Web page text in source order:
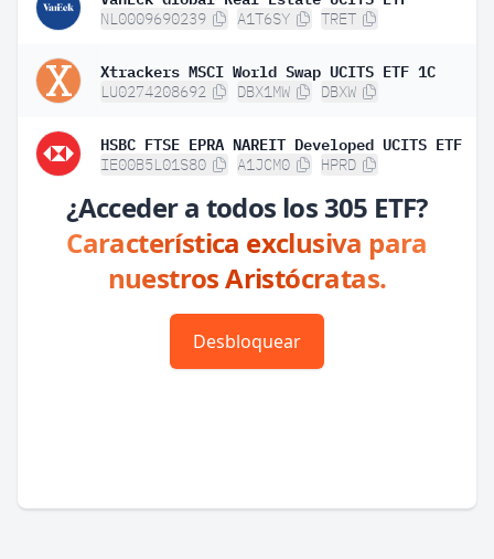
NL0009690239 A1T6SY TRET
Xtrackers MSCI World Swap UCITS ETF 1C
LU0274208692 DBX1MW DBXW
HSBC FTSE EPRA NAREIT Developed UCITS ETF
IE00B5L01S80 A1JCM0 HPRD
¿Acceder a todos los 305 ETF?
Característica exclusiva para
nuestros Aristócratas.
Desbloquear